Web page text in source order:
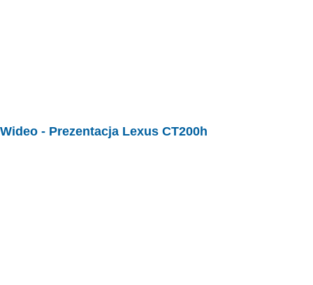
Wideo - Prezentacja Lexus CT200h